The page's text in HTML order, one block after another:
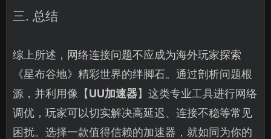
三. 总结
综上所述，网络连接问题不应成为海外玩家探索
《星布谷地》精彩世界的绊脚石。通过剖析问题根
源，并利用像【UU加速器】这类专业工具进行网络
调优，玩家可以切实解决高延迟、连接不稳等常见
困扰。选择一款值得信赖的加速器，就如同为你的